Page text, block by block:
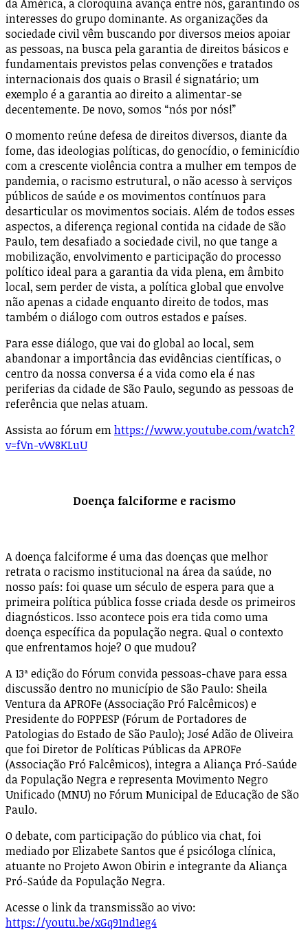
da América, a cloroquina avança entre nós, garantindo os
interesses do grupo dominante. As organizações da
sociedade civil vêm buscando por diversos meios apoiar
as pessoas, na busca pela garantia de direitos básicos e
fundamentais previstos pelas convenções e tratados
internacionais dos quais o Brasil é signatário; um
exemplo é a garantia ao direito a alimentar-se
decentemente. De novo, somos “nós por nós!”
O momento reúne defesa de direitos diversos, diante da
fome, das ideologias políticas, do genocídio, o feminicídio
com a crescente violência contra a mulher em tempos de
pandemia, o racismo estrutural, o não acesso à serviços
públicos de saúde e os movimentos contínuos para
desarticular os movimentos sociais. Além de todos esses
aspectos, a diferença regional contida na cidade de São
Paulo, tem desafiado a sociedade civil, no que tange a
mobilização, envolvimento e participação do processo
político ideal para a garantia da vida plena, em âmbito
local, sem perder de vista, a política global que envolve
não apenas a cidade enquanto direito de todos, mas
também o diálogo com outros estados e países.
Para esse diálogo, que vai do global ao local, sem
abandonar a importância das evidências científicas, o
centro da nossa conversa é a vida como ela é nas
periferias da cidade de São Paulo, segundo as pessoas de
referência que nelas atuam.
Assista ao fórum emhttps://www.youtube.com/watch?
v=fVn-vW8KLuU
Doença falciforme e racismo
A doença falciforme é uma das doenças que melhor
retrata o racismo institucional na área da saúde, no
nosso país: foi quase um século de espera para que a
primeira política pública fosse criada desde os primeiros
diagnósticos. Isso acontece pois era tida como uma
doença específica da população negra. Qual o contexto
que enfrentamos hoje? O que mudou?
A 13ª edição do Fórum convida pessoas-chave para essa
discussão dentro no município de São Paulo: Sheila
Ventura da APROFe (Associação Pró Falcêmicos) e
Presidente do FOPPESP (Fórum de Portadores de
Patologias do Estado de São Paulo); José Adão de Oliveira
que foi Diretor de Políticas Públicas da APROFe
(Associação Pró Falcêmicos), integra a Aliança Pró-Saúde
da População Negra e representa Movimento Negro
Unificado (MNU) no Fórum Municipal de Educação de São
Paulo.
O debate, com participação do público via chat, foi
mediado por Elizabete Santos que é psicóloga clínica,
atuante no Projeto Awon Obirin e integrante da Aliança
Pró-Saúde da População Negra.
Acesse o link da transmissão ao vivo:
https://youtu.be/xGq91nd1eg4